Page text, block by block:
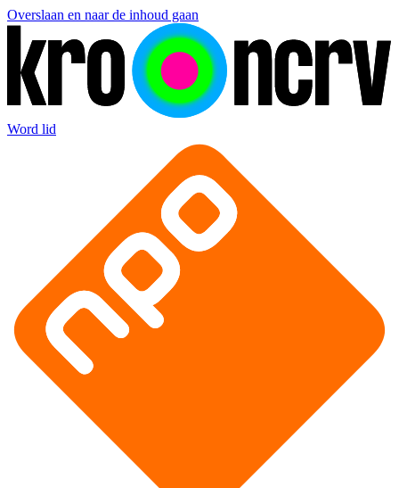
Overslaan en naar de inhoud gaan
Word lid